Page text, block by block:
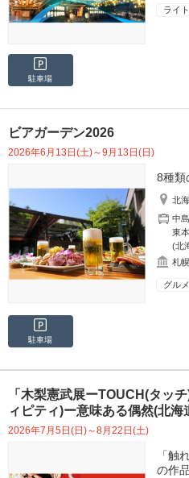
ライ
駐車場
ビアガーデン2026
2026年6月13日(土)～9月13日(日)
8種類
北
中
東
(北
札
グル
駐車場
「木梨憲武展ーTOUCH(タッ
ィピティ)ー意味ある偶然(北海
2026年7月5日(日)～8月22日(土)
「触
の作